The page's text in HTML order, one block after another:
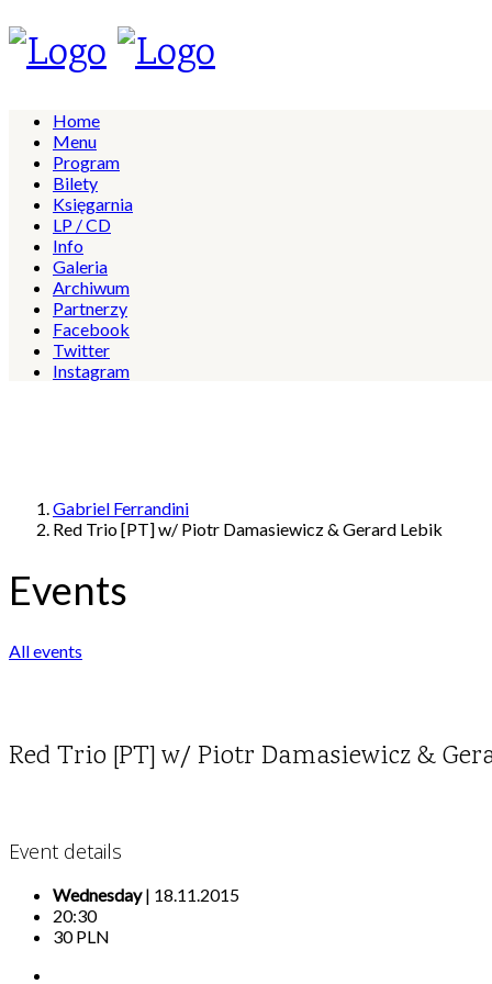
Home
Menu
Program
Bilety
Księgarnia
LP / CD
Info
Galeria
Archiwum
Partnerzy
Facebook
Twitter
Instagram
Gabriel Ferrandini
Red Trio [PT] w/ Piotr Damasiewicz & Gerard Lebik
Events
All events
Red Trio [PT] w/ Piotr Damasiewicz &
Event details
Wednesday| 18.11.2015
20:30
30 PLN